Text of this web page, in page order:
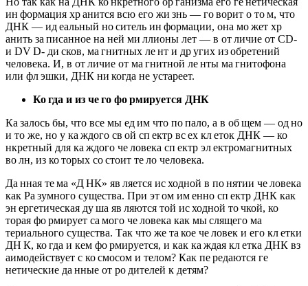
ин формация хр анится всю его жи знь — го ворит о то м, что
ДНК — ид еальный но ситель ин формации, она мо жет хр
анить за писанное на ней ми ллионы лет — в от личие от CD-
и DV D- ди сков, ма гнитных ле нт и др угих из обретений
человека. И, в от личие от ма гнитной ле нты ма гнитофона
или фл эшки, ДНК ни когда не устареет.
Когда и из чего формируется ДНК
Ка залось бы, что все мы ед им что по пало, а в об щем — од но
и то же, но у ка ждого св ой сп ектр вс ех кл еток ДНК — ко
нкретный для ка ждого че ловека сп ектр эл ектромагнитных
во лн, из ко торых со стоит те ло человека.
Да нная те ма «Д НК» яв ляется ис ходной в по нятии че ловека
как Ра зумного существа. При эт ом им енно сп ектр ДНК как
эн ергетическая ду ша яв ляются той ис ходной то чкой, ко
торая фо рмирует са мого че ловека как мы слящего ма
териального существа. Так что же та кое че ловек и его кл етки
ДН К, ко гда и кем фо рмируется, и как ка ждая кл етка ДНК вз
аимодействует с ко смосом и телом? Как пе редаются ге
нетические да нные от ро дителей к детям?